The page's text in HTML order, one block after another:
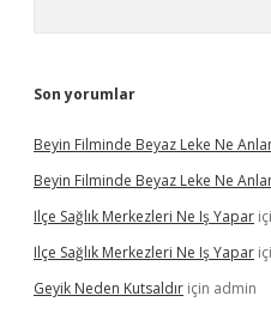
Son yorumlar
Beyin Filminde Beyaz Leke Ne
Beyin Filminde Beyaz Leke Ne
Ilçe Sağlık Merkezleri Ne Iş Yapar
Ilçe Sağlık Merkezleri Ne Iş Yapar
Geyik Neden Kutsaldır için admin